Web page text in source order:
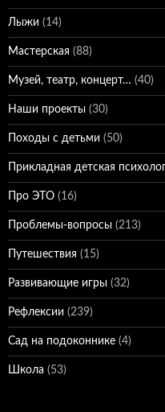
Лыжи (14)
Мастерская (88)
Музей, театр, концерт… (40)
Наши проекты (30)
Походы с детьми (50)
Прикладная детская
Про ЭТО (16)
Проблемы-вопросы (213)
Путешествия (15)
Развивающие игры (32)
Рефлексии (239)
Сад на подоконнике (4)
Школа (53)